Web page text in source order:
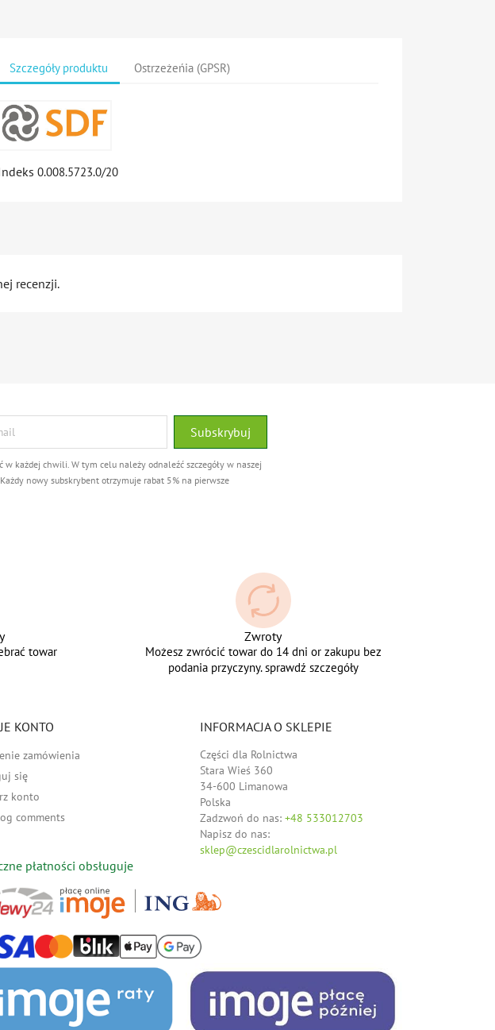
Szczegóły produktu Ostrzeżeńia (GPSR)
0.008.5723.0/20
recenzji.
w każdej chwili. W tym celu należy odnaleźć szczegóły w naszej
nowy subskrybent otrzymuje rabat 5% na pierwsze
towar
Zwroty
Możesz zwrócić towar do 14 dni or zakupu bez
podania przyczyny. sprawdź szczegóły
KONTO
zamówienia
się
konto
comments
INFORMACJA O SKLEPIE
Części dla Rolnictwa
Stara Wieś 360
34-600 Limanowa
Polska
Zadzwoń do nas: +48 533012703
Napisz do nas:
sklep@czescidlarolnictwa.pl
płatności obsługuje